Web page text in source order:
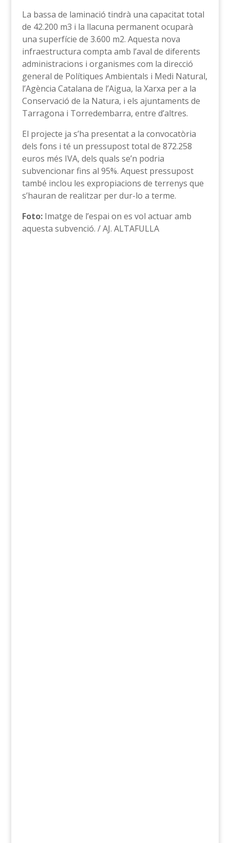
La bassa de laminació tindrà una capacitat total
de 42.200 m3 i la llacuna permanent ocuparà
una superfície de 3.600 m2. Aquesta nova
infraestructura compta amb l’aval de diferents
administracions i organismes com la direcció
general de Polítiques Ambientals i Medi Natural,
l’Agència Catalana de l’Aigua, la Xarxa per a la
Conservació de la Natura, i els ajuntaments de
Tarragona i Torredembarra, entre d’altres.
El projecte ja s’ha presentat a la convocatòria
dels fons i té un pressupost total de 872.258
euros més IVA, dels quals se’n podria
subvencionar fins al 95%. Aquest pressupost
també inclou les expropiacions de terrenys que
s’hauran de realitzar per dur-lo a terme.
Foto:Imatge de l’espai on es vol actuar amb
aquesta subvenció. / AJ. ALTAFULLA